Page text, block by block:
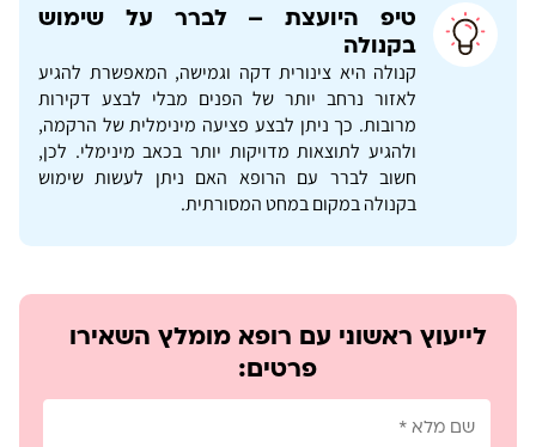
טיפ היועצת – לברר על שימוש
בקנולה
קנולה היא צינורית דקה וגמישה, המאפשרת להגיע
לאזור נרחב יותר של הפנים מבלי לבצע דקירות
מרובות. כך ניתן לבצע פציעה מינימלית של הרקמה,
ולהגיע לתוצאות מדויקות יותר בכאב מינימלי. לכן,
חשוב לברר עם הרופא האם ניתן לעשות שימוש
בקנולה במקום במחט המסורתית.
לייעוץ ראשוני עם רופא מומלץ השאירו
פרטים: